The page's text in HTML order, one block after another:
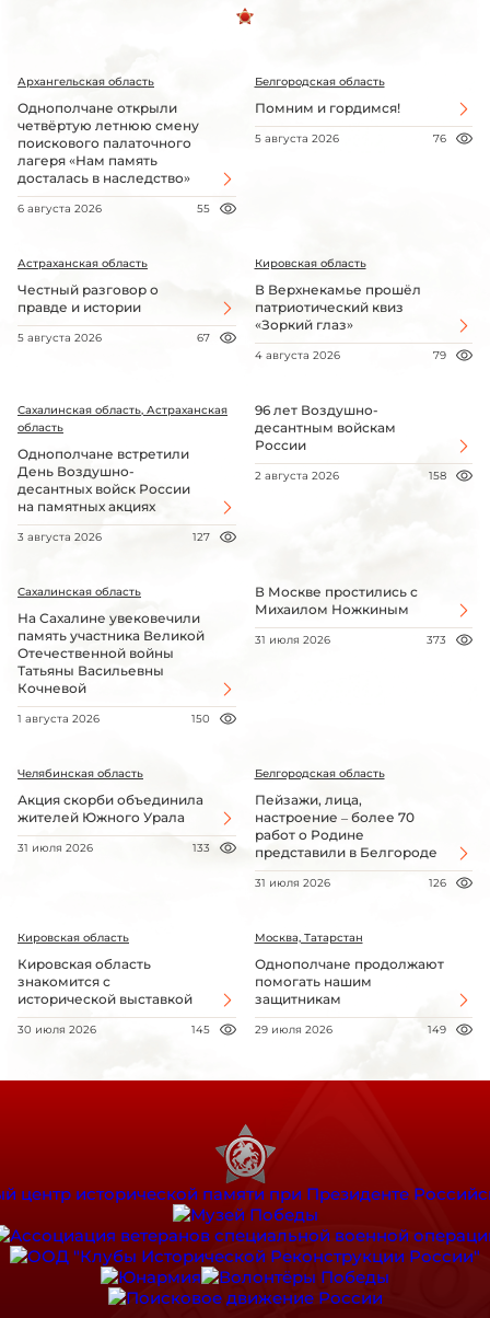
Архангельская область
Однополчане открыли
четвёртую летнюю смену
поискового палаточного
лагеря «Нам память
досталась в наследство»
6 августа 2026 55
Белгородская область
Помним и гордимся!
5 августа 2026 76
Астраханская область
Честный разговор о
правде и истории
5 августа 2026 67
Кировская область
В Верхнекамье прошёл
патриотический квиз
«Зоркий глаз»
4 августа 2026 79
Сахалинская область, Астраханская
область
Однополчане встретили
День Воздушно-
десантных войск России
на памятных акциях
3 августа 2026 127
96 лет Воздушно-
десантным войскам
России
2 августа 2026 158
Сахалинская область
На Сахалине увековечили
память участника Великой
Отечественной войны
Татьяны Васильевны
Кочневой
1 августа 2026 150
В Москве простились с
Михаилом Ножкиным
31 июля 2026 373
Челябинская область
Акция скорби объединила
жителей Южного Урала
31 июля 2026 133
Белгородская область
Пейзажи, лица,
настроение – более 70
работ о Родине
представили в Белгороде
31 июля 2026 126
Кировская область
Кировская область
знакомится с
исторической выставкой
30 июля 2026 145
Москва, Татарстан
Однополчане продолжают
помогать нашим
защитникам
29 июля 2026 149